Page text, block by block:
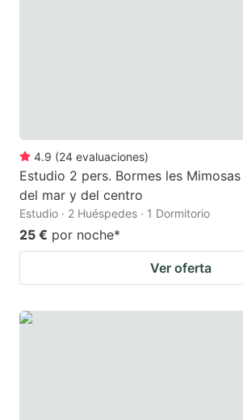
4.9 (24 evaluaciones)
Estudio 2 pers. Bormes les
del mar y del centro
Estudio · 2 Huéspedes · 1 Dormitorio
25 € por noche*
Ver oferta